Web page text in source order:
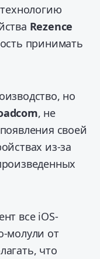
Rezence
принимать
но
, не
своей
из-за
все iOS-
молули от
что